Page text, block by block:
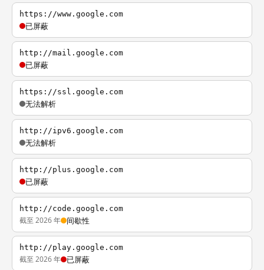
https://www.google.com
已屏蔽
http://mail.google.com
已屏蔽
https://ssl.google.com
无法解析
http://ipv6.google.com
无法解析
http://plus.google.com
已屏蔽
http://code.google.com
截至 2026 年 间歇性
http://play.google.com
截至 2026 年 已屏蔽